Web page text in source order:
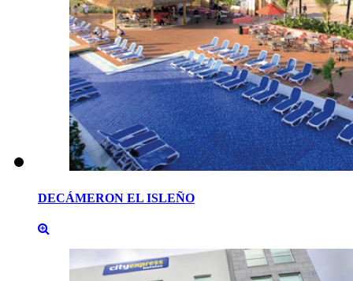
DECÁMERON EL ISLEÑO